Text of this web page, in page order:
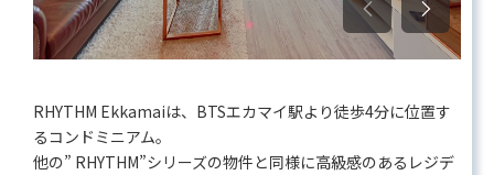
RHYTHM Ekkamaiは、BTSエカマイ駅より徒歩4分に位置す
るコンドミニアム。
他の” RHYTHM”シリーズの物件と同様に高級感のあるレジデ